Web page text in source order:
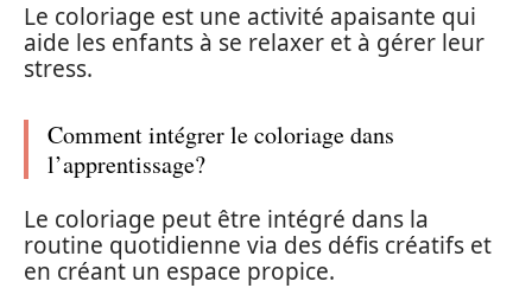
Le coloriage est une activité apaisante qui
aide les enfants à se relaxer et à gérer leur
stress.
Comment intégrer le coloriage dans
l’apprentissage?
Le coloriage peut être intégré dans la
routine quotidienne via des défis créatifs et
en créant un espace propice.